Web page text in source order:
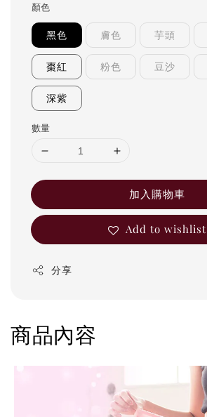
顏色
黑色 膚色 芋頭
棗紅 粉色 豆沙
深紫
數量
加入購物車
Add to wishlist
分享
商品內容